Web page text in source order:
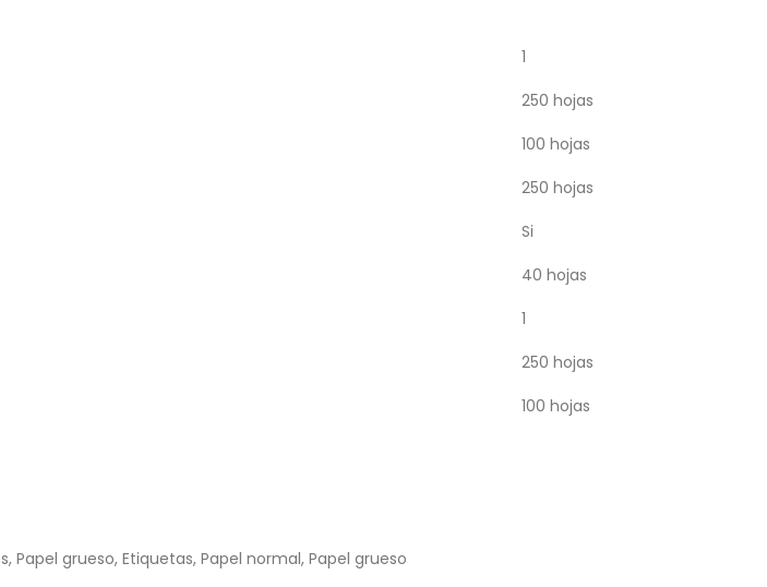
1
250 hojas
100 hojas
250 hojas
Si
40 hojas
1
250 hojas
100 hojas
Papel grueso, Etiquetas, Papel normal, Papel grueso